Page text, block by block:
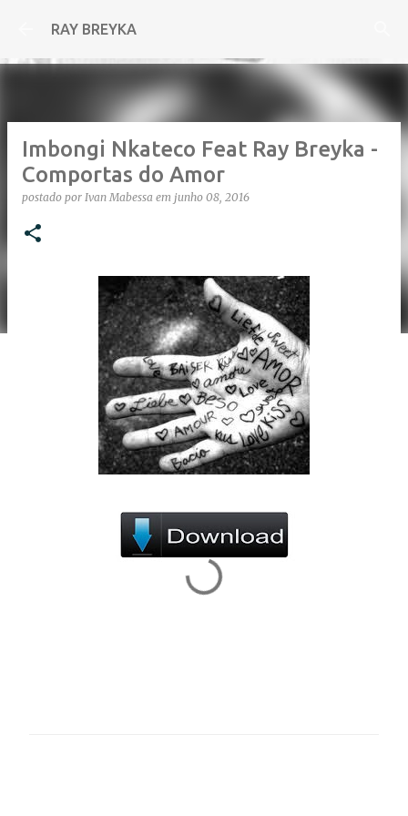
Pular para o conteúdo principal
RAY BREYKA
Imbongi Nkateco Feat Ray Breyka -
Comportas do Amor
postado por Ivan Mabessa em junho 08, 2016